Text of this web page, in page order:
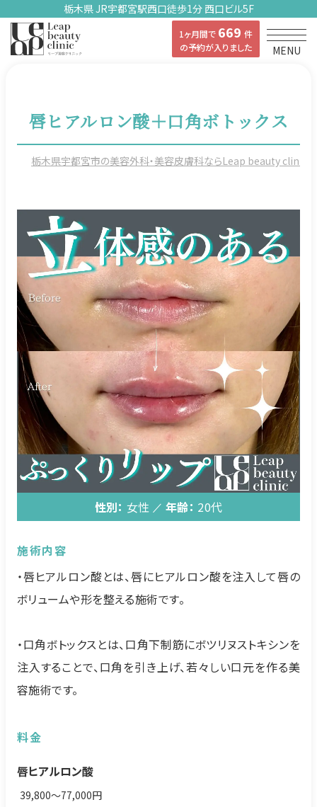
栃木県 JR宇都宮駅西口徒歩1分 西口ビル5F
1ヶ月間で 669 件
の予約が入りました
MENU
唇ヒアルロン酸＋口角ボトックス
栃木県宇都宮市の美容外科・美容皮膚科ならLeap beauty clinic
性別： 女性 年齢： 20代
施術内容
・唇ヒアルロン酸とは、唇にヒアルロン酸を注入して唇の
ボリュームや形を整える施術です。
・口角ボトックスとは、口角下制筋にボツリヌストキシンを
注入することで、口角を引き上げ、若々しい口元を作る美
容施術です。
料金
唇ヒアルロン酸
39,800～77,000円